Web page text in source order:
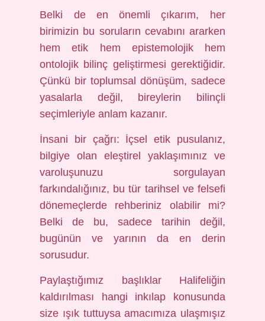
Belki de en önemli çıkarım, her
birimizin bu soruların cevabını ararken
hem etik hem epistemolojik hem
ontolojik bilinç geliştirmesi gerektiğidir.
Çünkü bir toplumsal dönüşüm, sadece
yasalarla değil, bireylerin bilinçli
seçimleriyle anlam kazanır.
İnsani bir çağrı: İçsel etik pusulanız,
bilgiye olan eleştirel yaklaşımınız ve
varoluşunuzu sorgulayan
farkındalığınız, bu tür tarihsel ve felsefi
dönemeçlerde rehberiniz olabilir mi?
Belki de bu, sadece tarihin değil,
bugünün ve yarının da en derin
sorusudur.
Paylaştığımız başlıklar Halifeliğin
kaldırılması hangi inkılap konusunda
size ışık tuttuysa amacımıza ulaşmışız